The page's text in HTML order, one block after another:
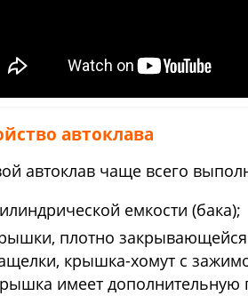
автоклава
автоклав чаще всего
емкости (бака);
плотно
крышка-хомут с
имеет дополнительную